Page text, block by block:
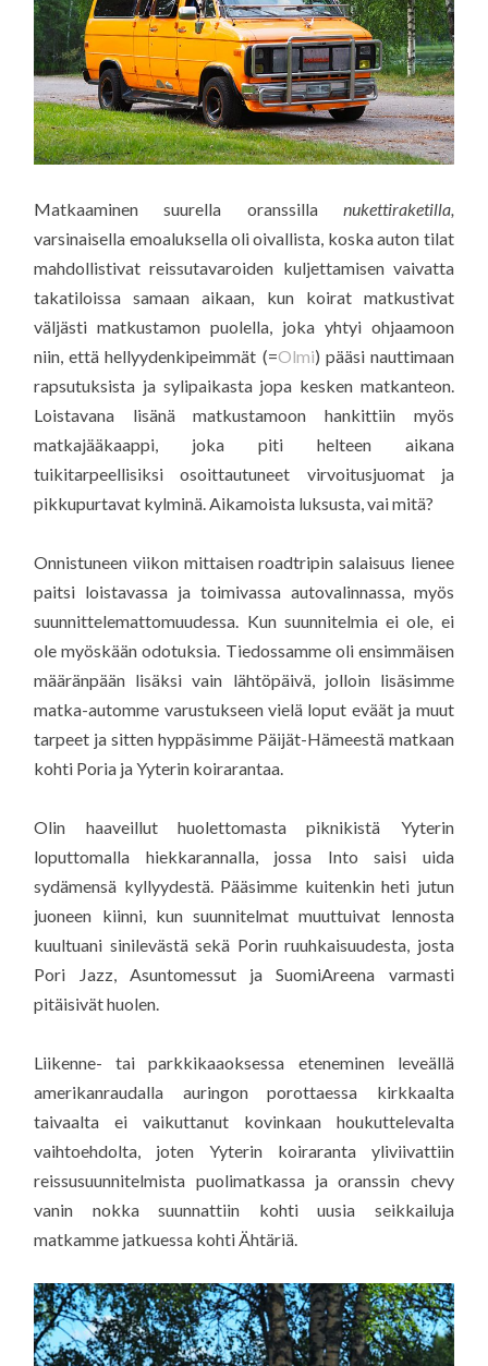
Matkaaminen suurella oranssilla nukettiraketilla,
varsinaisella emoaluksella oli oivallista, koska auton tilat
mahdollistivat reissutavaroiden kuljettamisen vaivatta
takatiloissa samaan aikaan, kun koirat matkustivat
väljästi matkustamon puolella, joka yhtyi ohjaamoon
niin, että hellyydenkipeimmät (=Olmi) pääsi nauttimaan
rapsutuksista ja sylipaikasta jopa kesken matkanteon.
Loistavana lisänä matkustamoon hankittiin myös
matkajääkaappi, joka piti helteen aikana
tuikitarpeellisiksi osoittautuneet virvoitusjuomat ja
pikkupurtavat kylminä. Aikamoista luksusta, vai mitä?
Onnistuneen viikon mittaisen roadtripin salaisuus lienee
paitsi loistavassa ja toimivassa autovalinnassa, myös
suunnittelemattomuudessa. Kun suunnitelmia ei ole, ei
ole myöskään odotuksia. Tiedossamme oli ensimmäisen
määränpään lisäksi vain lähtöpäivä, jolloin lisäsimme
matka-automme varustukseen vielä loput eväät ja muut
tarpeet ja sitten hyppäsimme Päijät-Hämeestä matkaan
kohti Poria ja Yyterin koirarantaa.
Olin haaveillut huolettomasta piknikistä Yyterin
loputtomalla hiekkarannalla, jossa Into saisi uida
sydämensä kyllyydestä. Pääsimme kuitenkin heti jutun
juoneen kiinni, kun suunnitelmat muuttuivat lennosta
kuultuani sinilevästä sekä Porin ruuhkaisuudesta, josta
Pori Jazz, Asuntomessut ja SuomiAreena varmasti
pitäisivät huolen.
Liikenne- tai parkkikaaoksessa eteneminen leveällä
amerikanraudalla auringon porottaessa kirkkaalta
taivaalta ei vaikuttanut kovinkaan houkuttelevalta
vaihtoehdolta, joten Yyterin koiraranta yliviivattiin
reissusuunnitelmista puolimatkassa ja oranssin chevy
vanin nokka suunnattiin kohti uusia seikkailuja
matkamme jatkuessa kohti Ähtäriä.